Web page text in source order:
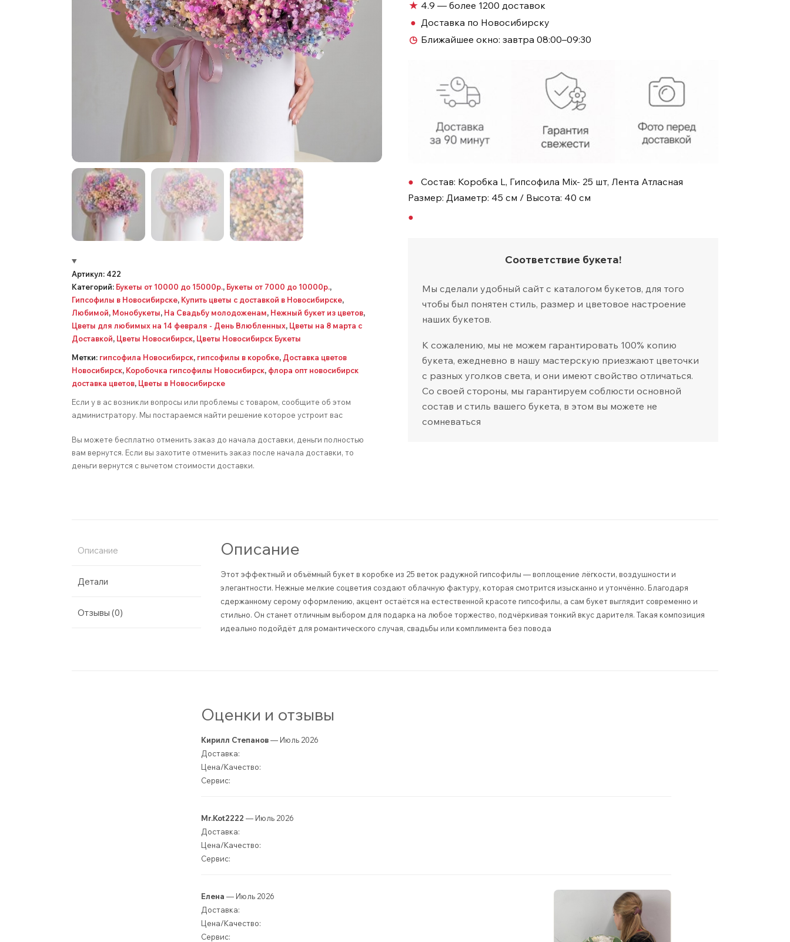
Артикул: 422
Категорий: Букеты от 10000 до 15000р., Букеты от 7000 до 10000р.,
Гипсофилы в Новосибирске, Купить цветы с доставкой в Новосибирске,
Любимой, Монобукеты, На Свадьбу молодоженам, Нежный букет из цветов,
Цветы для любимых на 14 февраля - День Влюбленных, Цветы на 8 марта с
Доставкой, Цветы Новосибирск, Цветы Новосибирск Букеты
Метки: гипсофила Новосибирск, гипсофилы в коробке, Доставка цветов
Новосибирск, Коробочка гипсофилы Новосибирск, флора опт новосибирск
доставка цветов, Цветы в Новосибирске
Если у в ас возникли вопросы или проблемы с товаром, сообщите об этом
администратору. Мы постараемся найти решение которое устроит вас
Вы можете бесплатно отменить заказ до начала доставки, деньги полностью
вам вернутся. Если вы захотите отменить заказ после начала доставки, то
деньги вернутся с вычетом стоимости доставки.
★ 4.9 — более 1200 доставок
● Доставка по Новосибирску
◷ Ближайшее окно: завтра 08:00–09:30
Состав: Коробка L, Гипсофила Mix- 25 шт, Лента Атласная
Размер: Диаметр: 45 см / Высота: 40 см
Соответствие букета!
Мы сделали удобный сайт с каталогом букетов, для того
чтобы был понятен стиль, размер и цветовое настроение
наших букетов.
К сожалению, мы не можем гарантировать 100% копию
букета, ежедневно в нашу мастерскую приезжают цветочки
с разных уголков света, и они имеют свойство отличаться.
Со своей стороны, мы гарантируем соблюсти основной
состав и стиль вашего букета, в этом вы можете не
сомневаться
Описание
Детали
Отзывы (0)
Описание
Этот эффектный и объёмный букет в коробке из 25 веток радужной гипсофилы — воплощение лёгкости, воздушности и
элегантности. Нежные мелкие соцветия создают облачную фактуру, которая смотрится изысканно и утончённо. Благодаря
сдержанному серому оформлению, акцент остаётся на естественной красоте гипсофилы, а сам букет выглядит современно и
стильно. Он станет отличным выбором для подарка на любое торжество, подчёркивая тонкий вкус дарителя. Такая композиция
идеально подойдёт для романтического случая, свадьбы или комплимента без повода
Оценки и отзывы
Кирилл Степанов— Июль 2026
Доставка:
Цена/Качество:
Сервис:
Mr.Kot2222 — Июль 2026
Доставка:
Цена/Качество:
Сервис:
Елена — Июль 2026
Доставка:
Цена/Качество:
Сервис: